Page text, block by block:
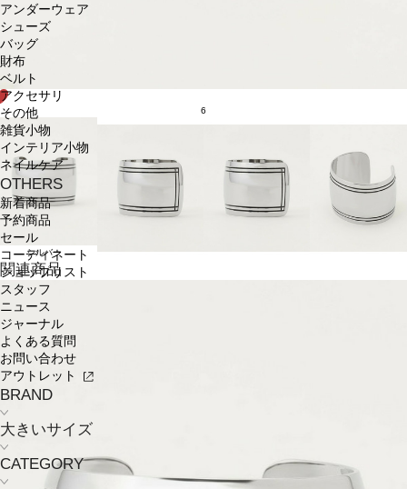
アンダーウェア
シューズ
バッグ
財布
ベルト
アクセサリ
その他
雑貨小物
インテリア小物
ネイルケア
OTHERS
新着商品
予約商品
セール
コーディネート
ショップリスト
スタッフ
ニュース
ジャーナル
よくある質問
お問い合わせ
アウトレット
BRAND
大きいサイズ
CATEGORY
6
シルバー
関連商品